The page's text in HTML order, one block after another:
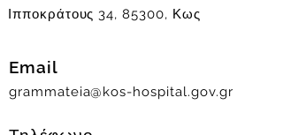
Ιπποκράτους 34, 85300, Κως
Email
grammateia@kos-hospital.gov.gr